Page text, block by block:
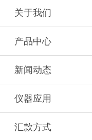
关于我们
产品中心
新闻动态
仪器应用
汇款方式